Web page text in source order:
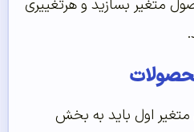
متغیر بسازید و هرتغییری
اول باید به بخش